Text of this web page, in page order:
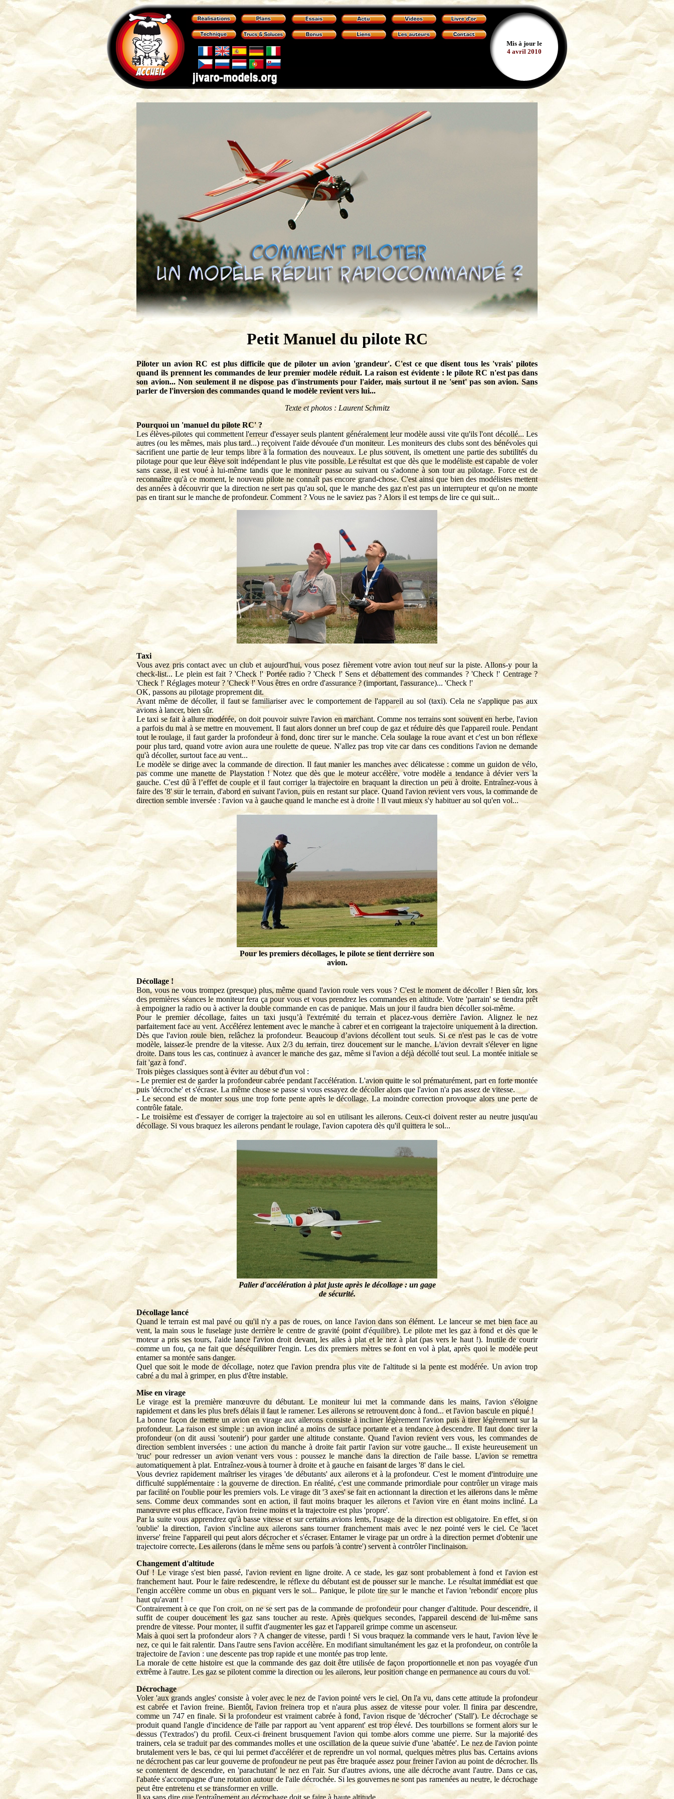
Mis à jour le
4 avril 2010
Petit Manuel du pilote RC
Piloter un avion RC est plus difficile que de piloter un avion 'grandeur'. C'est ce que disent tous les 'vrais' pilotes
quand ils prennent les commandes de leur premier modèle réduit. La raison est évidente : le pilote RC n'est pas dans
son avion... Non seulement il ne dispose pas d'instruments pour l'aider, mais surtout il ne 'sent' pas son avion. Sans
parler de l'inversion des commandes quand le modèle revient vers lui...
Texte et photos : Laurent Schmitz
Pourquoi un 'manuel du pilote RC' ?
Les élèves-pilotes qui commettent l'erreur d'essayer seuls plantent généralement leur modèle aussi vite qu'ils l'ont décollé... Les
autres (ou les mêmes, mais plus tard...) reçoivent l'aide dévouée d'un moniteur. Les moniteurs des clubs sont des bénévoles qui
sacrifient une partie de leur temps libre à la formation des nouveaux. Le plus souvent, ils omettent une partie des subtilités du
pilotage pour que leur élève soit indépendant le plus vite possible. Le résultat est que dès que le modéliste est capable de voler
sans casse, il est voué à lui-même tandis que le moniteur passe au suivant ou s'adonne à son tour au pilotage. Force est de
reconnaître qu'à ce moment, le nouveau pilote ne connaît pas encore grand-chose. C'est ainsi que bien des modélistes mettent
des années à découvrir que la direction ne sert pas qu'au sol, que le manche des gaz n'est pas un interrupteur et qu'on ne monte
pas en tirant sur le manche de profondeur. Comment ? Vous ne le saviez pas ? Alors il est temps de lire ce qui suit...
Taxi
Vous avez pris contact avec un club et aujourd'hui, vous posez fièrement votre avion tout neuf sur la piste. Allons-y pour la
check-list... Le plein est fait ? 'Check !' Portée radio ? 'Check !' Sens et débattement des commandes ? 'Check !' Centrage ?
'Check !' Réglages moteur ? 'Check !' Vous êtres en ordre d'assurance ? (important, l'assurance)... 'Check !'
OK, passons au pilotage proprement dit.
Avant même de décoller, il faut se familiariser avec le comportement de l'appareil au sol (taxi). Cela ne s'applique pas aux
avions à lancer, bien sûr.
Le taxi se fait à allure modérée, on doit pouvoir suivre l'avion en marchant. Comme nos terrains sont souvent en herbe, l'avion
a parfois du mal à se mettre en mouvement. Il faut alors donner un bref coup de gaz et réduire dès que l'appareil roule. Pendant
tout le roulage, il faut garder la profondeur à fond, donc tirer sur le manche. Cela soulage la roue avant et c'est un bon réflexe
pour plus tard, quand votre avion aura une roulette de queue. N'allez pas trop vite car dans ces conditions l'avion ne demande
qu'à décoller, surtout face au vent...
Le modèle se dirige avec la commande de direction. Il faut manier les manches avec délicatesse : comme un guidon de vélo,
pas comme une manette de Playstation ! Notez que dès que le moteur accélère, votre modèle a tendance à dévier vers la
gauche. C'est dû à l’effet de couple et il faut corriger la trajectoire en braquant la direction un peu à droite. Entraînez-vous à
faire des '8' sur le terrain, d'abord en suivant l'avion, puis en restant sur place. Quand l'avion revient vers vous, la commande de
direction semble inversée : l'avion va à gauche quand le manche est à droite ! Il vaut mieux s'y habituer au sol qu'en vol...
Pour les premiers décollages, le pilote se tient derrière son
avion.
Décollage !
Bon, vous ne vous trompez (presque) plus, même quand l'avion roule vers vous ? C'est le moment de décoller ! Bien sûr, lors
des premières séances le moniteur fera ça pour vous et vous prendrez les commandes en altitude. Votre 'parrain' se tiendra prêt
à empoigner la radio ou à activer la double commande en cas de panique. Mais un jour il faudra bien décoller soi-même.
Pour le premier décollage, faites un taxi jusqu’à l'extrémité du terrain et placez-vous derrière l'avion. Alignez le nez
parfaitement face au vent. Accélérez lentement avec le manche à cabrer et en corrigeant la trajectoire uniquement à la direction.
Dès que l'avion roule bien, relâchez la profondeur. Beaucoup d’avions décollent tout seuls. Si ce n'est pas le cas de votre
modèle, laissez-le prendre de la vitesse. Aux 2/3 du terrain, tirez doucement sur le manche. L'avion devrait s'élever en ligne
droite. Dans tous les cas, continuez à avancer le manche des gaz, même si l'avion a déjà décollé tout seul. La montée initiale se
fait 'gaz à fond'.
Trois pièges classiques sont à éviter au début d'un vol :
- Le premier est de garder la profondeur cabrée pendant l'accélération. L'avion quitte le sol prématurément, part en forte montée
puis 'décroche' et s'écrase. La même chose se passe si vous essayez de décoller alors que l'avion n'a pas assez de vitesse.
- Le second est de monter sous une trop forte pente après le décollage. La moindre correction provoque alors une perte de
contrôle fatale.
- Le troisième est d'essayer de corriger la trajectoire au sol en utilisant les ailerons. Ceux-ci doivent rester au neutre jusqu'au
décollage. Si vous braquez les ailerons pendant le roulage, l'avion capotera dès qu'il quittera le sol...
Palier d'accélération à plat juste après le décollage : un gage
de sécurité.
Décollage lancé
Quand le terrain est mal pavé ou qu'il n'y a pas de roues, on lance l'avion dans son élément. Le lanceur se met bien face au
vent, la main sous le fuselage juste derrière le centre de gravité (point d'équilibre). Le pilote met les gaz à fond et dès que le
moteur a pris ses tours, l'aide lance l'avion droit devant, les ailes à plat et le nez à plat (pas vers le haut !). Inutile de courir
comme un fou, ça ne fait que déséquilibrer l'engin. Les dix premiers mètres se font en vol à plat, après quoi le modèle peut
entamer sa montée sans danger.
Quel que soit le mode de décollage, notez que l'avion prendra plus vite de l'altitude si la pente est modérée. Un avion trop
cabré a du mal à grimper, en plus d'être instable.
Mise en virage
Le virage est la première manœuvre du débutant. Le moniteur lui met la commande dans les mains, l'avion s'éloigne
rapidement et dans les plus brefs délais il faut le ramener. Les ailerons se retrouvent donc à fond... et l'avion bascule en piqué !
La bonne façon de mettre un avion en virage aux ailerons consiste à incliner légèrement l'avion puis à tirer légèrement sur la
profondeur. La raison est simple : un avion incliné a moins de surface portante et a tendance à descendre. Il faut donc tirer la
profondeur (on dit aussi 'soutenir') pour garder une altitude constante. Quand l'avion revient vers vous, les commandes de
direction semblent inversées : une action du manche à droite fait partir l'avion sur votre gauche... Il existe heureusement un
'truc' pour redresser un avion venant vers vous : poussez le manche dans la direction de l'aile basse. L'avion se remettra
automatiquement à plat. Entraînez-vous à tourner à droite et à gauche en faisant de larges '8' dans le ciel.
Vous devriez rapidement maîtriser les virages 'de débutants' aux ailerons et à la profondeur. C'est le moment d'introduire une
difficulté supplémentaire : la gouverne de direction. En réalité, c'est une commande primordiale pour contrôler un virage mais
par facilité on l'oublie pour les premiers vols. Le virage dit '3 axes' se fait en actionnant la direction et les ailerons dans le même
sens. Comme deux commandes sont en action, il faut moins braquer les ailerons et l'avion vire en étant moins incliné. La
manœuvre est plus efficace, l'avion freine moins et la trajectoire est plus 'propre'.
Par la suite vous apprendrez qu'à basse vitesse et sur certains avions lents, l'usage de la direction est obligatoire. En effet, si on
'oublie' la direction, l'avion s'incline aux ailerons sans tourner franchement mais avec le nez pointé vers le ciel. Ce 'lacet
inverse' freine l'appareil qui peut alors décrocher et s'écraser. Entamer le virage par un ordre à la direction permet d'obtenir une
trajectoire correcte. Les ailerons (dans le même sens ou parfois 'à contre') servent à contrôler l'inclinaison.
Changement d'altitude
Ouf ! Le virage s'est bien passé, l'avion revient en ligne droite. A ce stade, les gaz sont probablement à fond et l'avion est
franchement haut. Pour le faire redescendre, le réflexe du débutant est de pousser sur le manche. Le résultat immédiat est que
l'engin accélère comme un obus en piquant vers le sol... Panique, le pilote tire sur le manche et l'avion 'rebondit' encore plus
haut qu'avant !
Contrairement à ce que l'on croit, on ne se sert pas de la commande de profondeur pour changer d'altitude. Pour descendre, il
suffit de couper doucement les gaz sans toucher au reste. Après quelques secondes, l'appareil descend de lui-même sans
prendre de vitesse. Pour monter, il suffit d'augmenter les gaz et l'appareil grimpe comme un ascenseur.
Mais à quoi sert la profondeur alors ? A changer de vitesse, pardi ! Si vous braquez la commande vers le haut, l'avion lève le
nez, ce qui le fait ralentir. Dans l'autre sens l'avion accélère. En modifiant simultanément les gaz et la profondeur, on contrôle la
trajectoire de l'avion : une descente pas trop rapide et une montée pas trop lente.
La morale de cette histoire est que la commande des gaz doit être utilisée de façon proportionnelle et non pas voyagée d'un
extrême à l'autre. Les gaz se pilotent comme la direction ou les ailerons, leur position change en permanence au cours du vol.
Décrochage
Voler 'aux grands angles' consiste à voler avec le nez de l'avion pointé vers le ciel. On l'a vu, dans cette attitude la profondeur
est cabrée et l'avion freine. Bientôt, l'avion freinera trop et n'aura plus assez de vitesse pour voler. Il finira par descendre,
comme un 747 en finale. Si la profondeur est vraiment cabrée à fond, l'avion risque de 'décrocher' ('Stall'). Le décrochage se
produit quand l'angle d'incidence de l'aile par rapport au 'vent apparent' est trop élevé. Des tourbillons se forment alors sur le
dessus ('l'extrados') du profil. Ceux-ci freinent brusquement l'avion qui tombe alors comme une pierre. Sur la majorité des
trainers, cela se traduit par des commandes molles et une oscillation de la queue suivie d'une 'abattée'. Le nez de l'avion pointe
brutalement vers le bas, ce qui lui permet d'accélérer et de reprendre un vol normal, quelques mètres plus bas. Certains avions
ne décrochent pas car leur gouverne de profondeur ne peut pas être braquée assez pour freiner l'avion au point de décrocher. Ils
se contentent de descendre, en 'parachutant' le nez en l'air. Sur d'autres avions, une aile décroche avant l'autre. Dans ce cas,
l'abatée s'accompagne d'une rotation autour de l'aile décrochée. Si les gouvernes ne sont pas ramenées au neutre, le décrochage
peut être entretenu et se transformer en vrille.
Il va sans dire que l'entraînement au décrochage doit se faire à haute altitude...